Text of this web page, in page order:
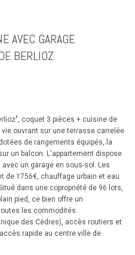
AVEC GARAGE
BERLIOZ
coquet 3 pièces + cuisine de
ouvrant sur une terrasse carrelée
de rangements équipés, la
un balcon. L'appartement dispose
un garage en sous-sol. Les
de 1756€, chauffage urbain et eau
dans une copropriété de 96 lots,
pied, ce bien offre un
les commodités
des Cèdres), accès routiers et
rapide au centre ville de